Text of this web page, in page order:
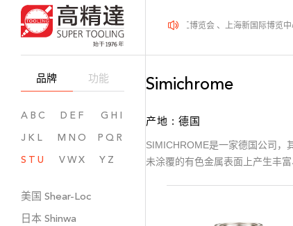
品牌 功能
ABC DEF
GHI
JKL
MNO
PQR
STU
VWX YZ
美国 Shear-Loc
日本 Shinwa
2026年08月12-14日、SurfacePME 表面精密加工博览会 、上海新国际博览中
Simichrome
产地 : 德国
SIMICHROME是一家德国公司，
未涂覆的有色金属表面上产生丰